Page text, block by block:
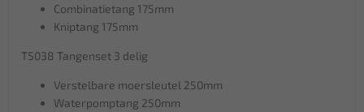
Combinatietang 175mm
Kniptang 175mm
T5038 Tangenset 3 delig
Verstelbare moersleutel 250mm
Waterpomptang 250mm